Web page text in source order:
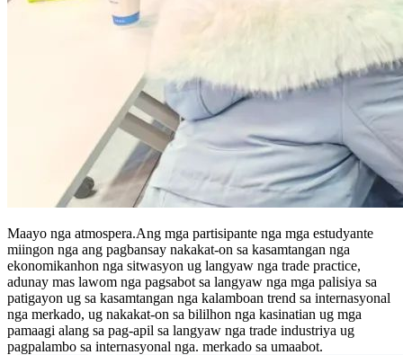
Maayo nga atmospera.Ang mga partisipante nga mga estudyante
miingon nga ang pagbansay nakakat-on sa kasamtangan nga
ekonomikanhon nga sitwasyon ug langyaw nga trade practice,
adunay mas lawom nga pagsabot sa langyaw nga mga palisiya sa
patigayon ug sa kasamtangan nga kalamboan trend sa internasyonal
nga merkado, ug nakakat-on sa bililhon nga kasinatian ug mga
pamaagi alang sa pag-apil sa langyaw nga trade industriya ug
pagpalambo sa internasyonal nga. merkado sa umaabot.